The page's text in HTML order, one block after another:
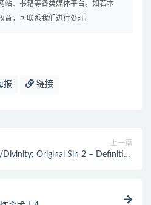
站、书籍等各类媒体平台。如若本
，可联系我们进行处理。
报 链接
上一篇
Original Sin 2 – Definitive